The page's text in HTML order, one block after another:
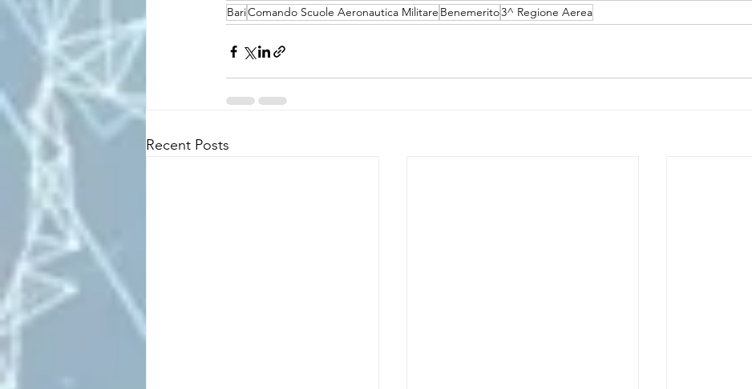
BariComando Scuole Aeronautica Militare Benemerito3^ Regione Aerea
Recent Posts